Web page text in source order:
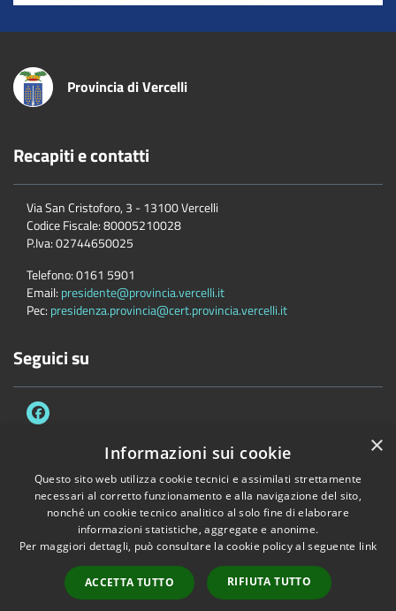
Provincia di Vercelli
Recapiti e contatti
Via San Cristoforo, 3 - 13100 Vercelli
Codice Fiscale:80005210028
P.Iva:02744650025
Telefono:0161 5901
Email: presidente@provincia.vercelli.it
Pec: presidenza.provincia@cert.provincia.vercelli.it
Seguici su
Accessibilità Privacy Cookie
Mappa del sito
Dichiarazione di accessibilità e meccanismo di feedback
Link Utili
Copyright © 2026 • Provincia di Vercelli • Powered byMunicipium•
×
Informazioni sui cookie
Questo sito web utilizza cookie tecnici e assimilati strettamente
necessari al corretto funzionamento e alla navigazione del sito,
nonché un cookie tecnico analitico al solo fine di elaborare
informazioni statistiche, aggregate e anonime.
Per maggiori dettagli, può consultare la cookie policy al seguente link
ACCETTA TUTTO RIFIUTA TUTTO